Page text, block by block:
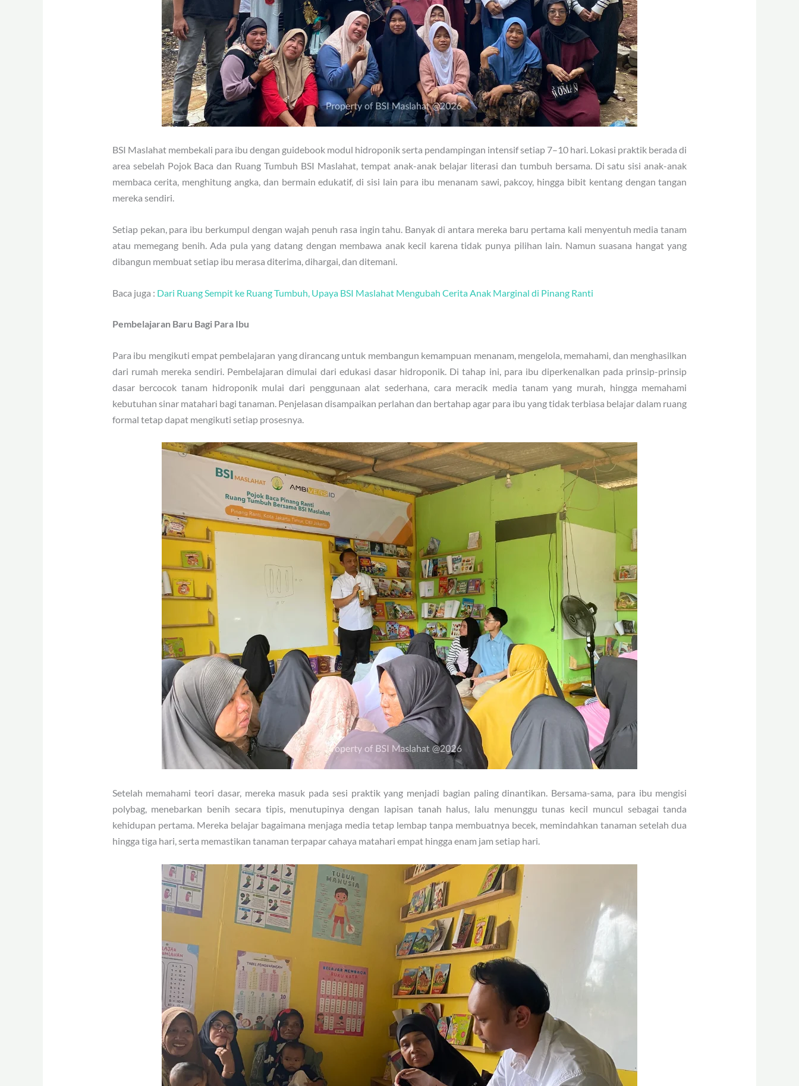
BSI Maslahat membekali para ibu dengan guidebook modul hidroponik serta pendampingan intensif setiap 7–10 hari. Lokasi praktik berada di
area sebelah Pojok Baca dan Ruang Tumbuh BSI Maslahat, tempat anak-anak belajar literasi dan tumbuh bersama. Di satu sisi anak-anak
membaca cerita, menghitung angka, dan bermain edukatif, di sisi lain para ibu menanam sawi, pakcoy, hingga bibit kentang dengan tangan
mereka sendiri.
Setiap pekan, para ibu berkumpul dengan wajah penuh rasa ingin tahu. Banyak di antara mereka baru pertama kali menyentuh media tanam
atau memegang benih. Ada pula yang datang dengan membawa anak kecil karena tidak punya pilihan lain. Namun suasana hangat yang
dibangun membuat setiap ibu merasa diterima, dihargai, dan ditemani.
Baca juga : Dari Ruang Sempit ke Ruang Tumbuh, Upaya BSI Maslahat Mengubah Cerita Anak Marginal di Pinang Ranti
Pembelajaran Baru Bagi Para Ibu
Para ibu mengikuti empat pembelajaran yang dirancang untuk membangun kemampuan menanam, mengelola, memahami, dan menghasilkan
dari rumah mereka sendiri. Pembelajaran dimulai dari edukasi dasar hidroponik. Di tahap ini, para ibu diperkenalkan pada prinsip-prinsip
dasar bercocok tanam hidroponik mulai dari penggunaan alat sederhana, cara meracik media tanam yang murah, hingga memahami
kebutuhan sinar matahari bagi tanaman. Penjelasan disampaikan perlahan dan bertahap agar para ibu yang tidak terbiasa belajar dalam ruang
formal tetap dapat mengikuti setiap prosesnya.
Setelah memahami teori dasar, mereka masuk pada sesi praktik yang menjadi bagian paling dinantikan. Bersama-sama, para ibu mengisi
polybag, menebarkan benih secara tipis, menutupinya dengan lapisan tanah halus, lalu menunggu tunas kecil muncul sebagai tanda
kehidupan pertama. Mereka belajar bagaimana menjaga media tetap lembap tanpa membuatnya becek, memindahkan tanaman setelah dua
hingga tiga hari, serta memastikan tanaman terpapar cahaya matahari empat hingga enam jam setiap hari.